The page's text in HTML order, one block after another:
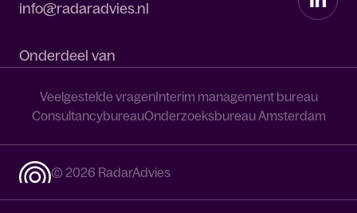
info@radaradvies.nl
Onderdeel van
Veelgestelde vragenInterim management bureau
ConsultancybureauOnderzoeksbureau Amsterdam
© 2026 RadarAdvies